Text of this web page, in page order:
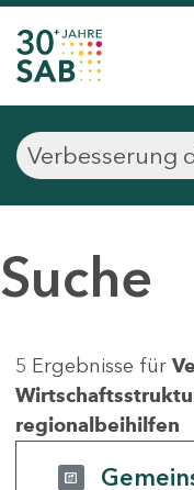
Suche
5 Ergebnisse für
regionalbeihilfen